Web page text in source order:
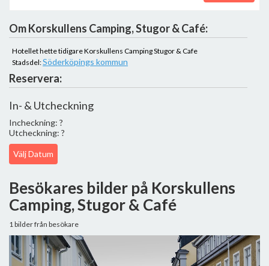
Om Korskullens Camping, Stugor & Café:
Hotellet hette tidigare Korskullens Camping Stugor & Cafe
Stadsdel:Söderköpings kommun
Reservera:
In- & Utcheckning
Incheckning: ?
Utcheckning: ?
Välj Datum
Besökares bilder på Korskullens
Camping, Stugor & Café
1 bilder från besökare